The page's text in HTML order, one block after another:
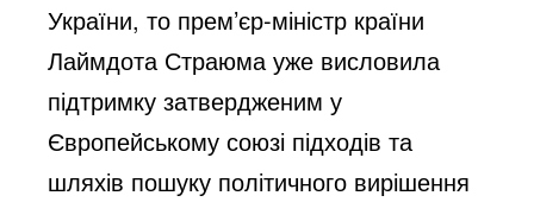
України, то прем’єр-міністр країни
Лаймдота Страюма уже висловила
підтримку затвердженим у
Європейському союзі підходів та
шляхів пошуку політичного вирішення